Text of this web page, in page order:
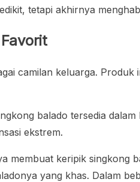
tetapi akhirnya
camilan keluarga.
balado tersedia
ekstrem.
membuat keripik singkong
yang khas. Dalam